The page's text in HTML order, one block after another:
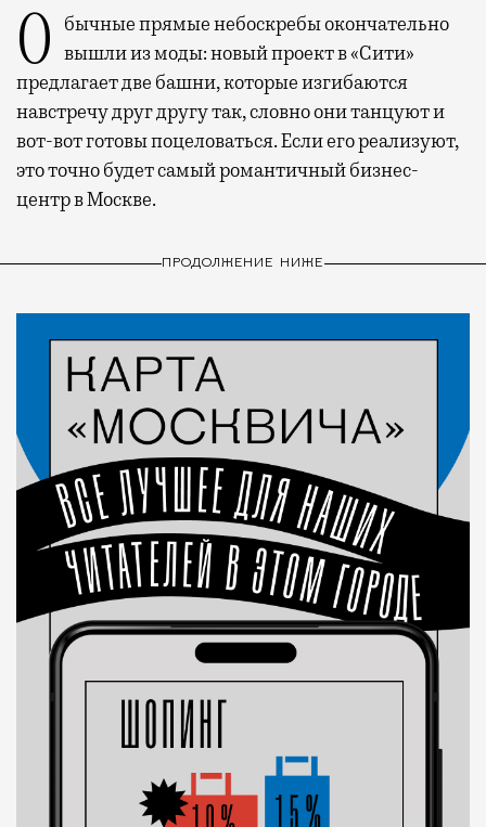
Обычные прямые небоскребы окончательно вышли из моды: новый проект в «Сити»
предлагает две башни, которые изгибаются
навстречу друг другу так, словно они танцуют и
вот-вот готовы поцеловаться. Если его реализуют,
это точно будет самый романтичный бизнес-
центр в Москве.
ПРОДОЛЖЕНИЕ НИЖЕ